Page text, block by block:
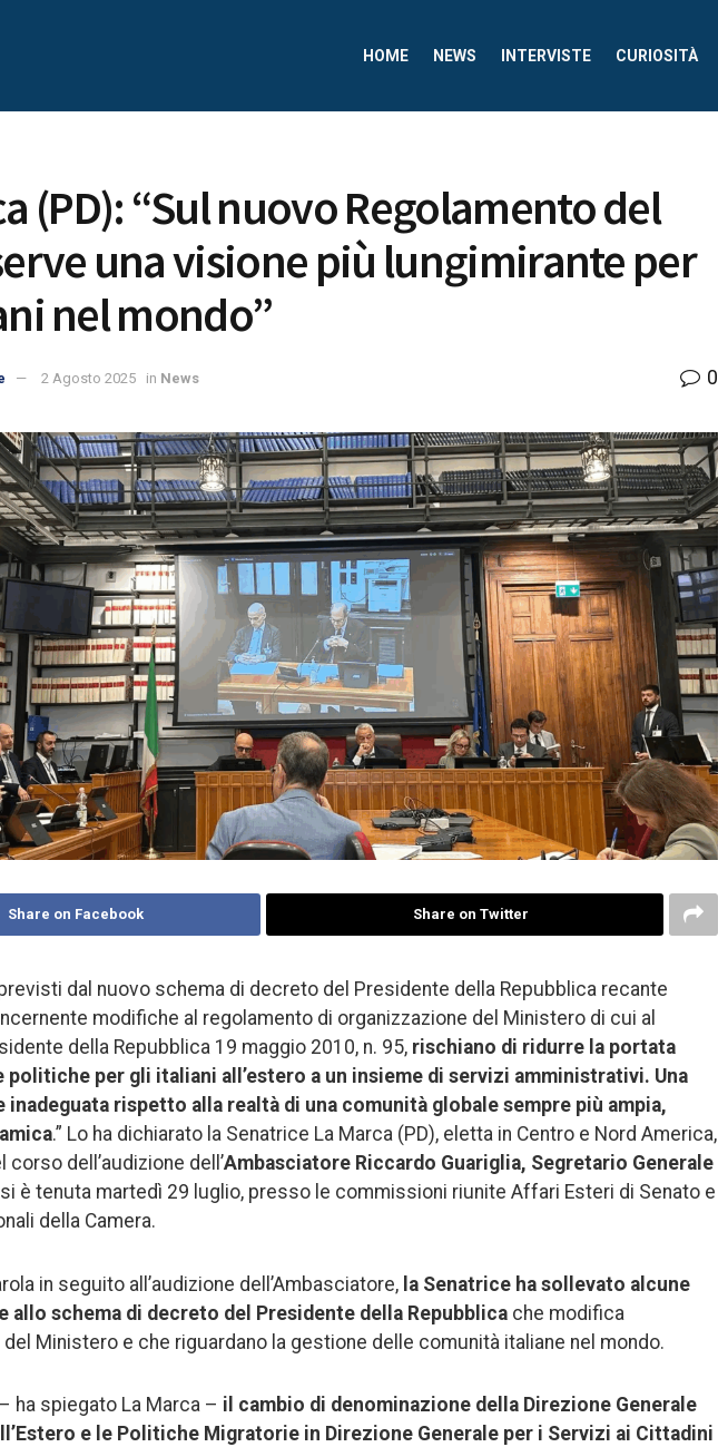
HOME NEWS INTERVISTE CURIOSITÀ
(PD): “Sul nuovo Regolamento del
una visione più lungimirante per
nel mondo”
2 Agosto 2025 in News 0
Share on Facebook Share on Twitter
dal nuovo schema di decreto del Presidente della Repubblica recante
modifiche al regolamento di organizzazione del Ministero di cui al
della Repubblica 19 maggio 2010, n. 95, rischiano di ridurre la portata
per gli italiani all’estero a un insieme di servizi amministrativi. Una
inadeguata rispetto alla realtà di una comunità globale sempre più ampia,
.” Lo ha dichiarato la Senatrice La Marca (PD), eletta in Centro e Nord America,
corso dell’audizione dell’Ambasciatore Riccardo Guariglia, Segretario Generale
è tenuta martedì 29 luglio, presso le commissioni riunite Affari Esteri di Senato e
della Camera.
in seguito all’audizione dell’Ambasciatore, la Senatrice ha sollevato alcune
schema di decreto del Presidente della Repubblica che modifica
del Ministero e che riguardano la gestione delle comunità italiane nel mondo.
ha spiegato La Marca – il cambio di denominazione della Direzione Generale
e le Politiche Migratorie in Direzione Generale per i Servizi ai Cittadini